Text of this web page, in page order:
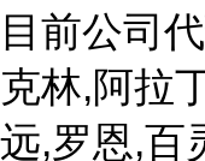
目前公司
克林,阿拉
远,罗恩,百